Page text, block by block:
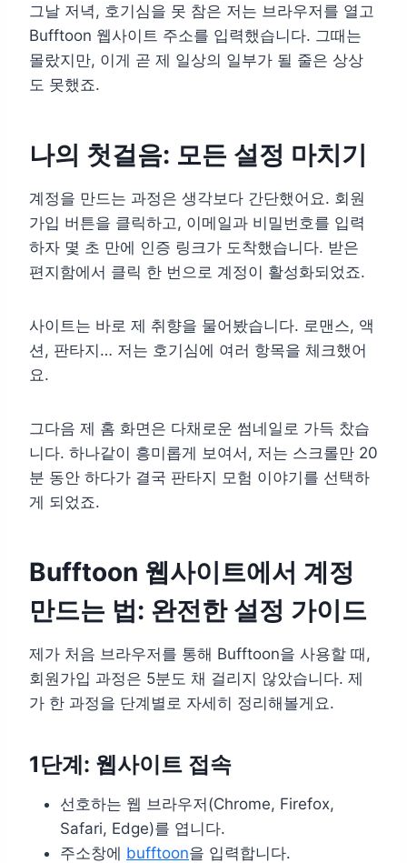
그날 저녁, 호기심을 못 참은 저는 브라우저를 열고
Bufftoon 웹사이트 주소를 입력했습니다. 그때는
몰랐지만, 이게 곧 제 일상의 일부가 될 줄은 상상
도 못했죠.
나의 첫걸음: 모든 설정 마치기
계정을 만드는 과정은 생각보다 간단했어요. 회원
가입 버튼을 클릭하고, 이메일과 비밀번호를 입력
하자 몇 초 만에 인증 링크가 도착했습니다. 받은
편지함에서 클릭 한 번으로 계정이 활성화되었죠.
사이트는 바로 제 취향을 물어봤습니다. 로맨스, 액
션, 판타지… 저는 호기심에 여러 항목을 체크했어
요.
그다음 제 홈 화면은 다채로운 썸네일로 가득 찼습
니다. 하나같이 흥미롭게 보여서, 저는 스크롤만 20
분 동안 하다가 결국 판타지 모험 이야기를 선택하
게 되었죠.
Bufftoon 웹사이트에서 계정
만드는 법: 완전한 설정 가이드
제가 처음 브라우저를 통해 Bufftoon을 사용할 때,
회원가입 과정은 5분도 채 걸리지 않았습니다. 제
가 한 과정을 단계별로 자세히 정리해볼게요.
1단계: 웹사이트 접속
선호하는 웹 브라우저(Chrome, Firefox,
Safari, Edge)를 엽니다.
주소창에 bufftoon을 입력합니다.